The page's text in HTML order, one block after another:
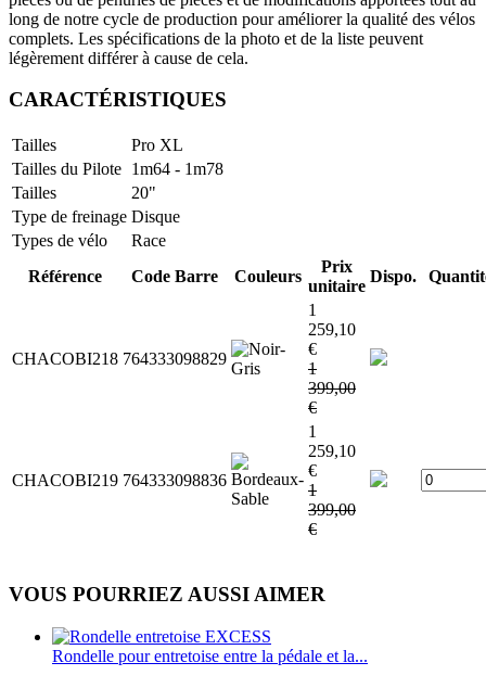
long de notre cycle de production pour améliorer la qualité des vélos
complets. Les spécifications de la photo et de la liste peuvent
légèrement différer à cause de cela.
CARACTÉRISTIQUES
Tailles
Pro XL
Tailles du Pilote 1m64 - 1m78
Tailles
20"
Type de freinage Disque
Types de vélo
Race
Référence
Code Barre Couleurs
Prix
unitaire
Dispo.
CHACOBI218 764333098829
1
259,10
€
1
399,00
€
CHACOBI219 764333098836
1
259,10
€
1
399,00
€
VOUS POURRIEZ AUSSI AIMER
Rondelle pour entretoise entre la pédale et la...